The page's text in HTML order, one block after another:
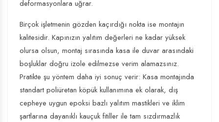
deformasyonlara uğrar.
Birçok işletmenin gözden kaçırdığı nokta ise montajın
kalitesidir. Kapınızın yalıtım değerleri ne kadar yüksek
olursa olsun, montaj sırasında kasa ile duvar arasındaki
boşluklar doğru izole edilmezse verim alamazsınız.
Pratikte şu yöntem daha iyi sonuç verir: Kasa montajında
standart poliüretan köpük kullanımına ek olarak, dış
cepheye uygun epoksi bazlı yalıtım mastikleri ve iklim
şartlarına dayanıklı kauçuk fitiller ile tam sızdırmazlık